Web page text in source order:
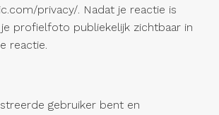
privacy/. Nadat je reactie is
profielfoto publiekelijk zichtbaar in
reactie.
gebruiker bent en